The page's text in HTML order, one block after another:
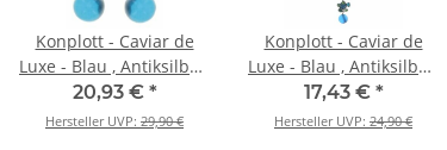
Konplott - Caviar de
Luxe - Blau , Antiksilber,
Ohrringe
20,93 € *
Hersteller UVP: 29,90 €
Konplott - Caviar de
Luxe - Blau , Antiksilber,
Halskette mit Anhänger
17,43 € *
Hersteller UVP: 24,90 €